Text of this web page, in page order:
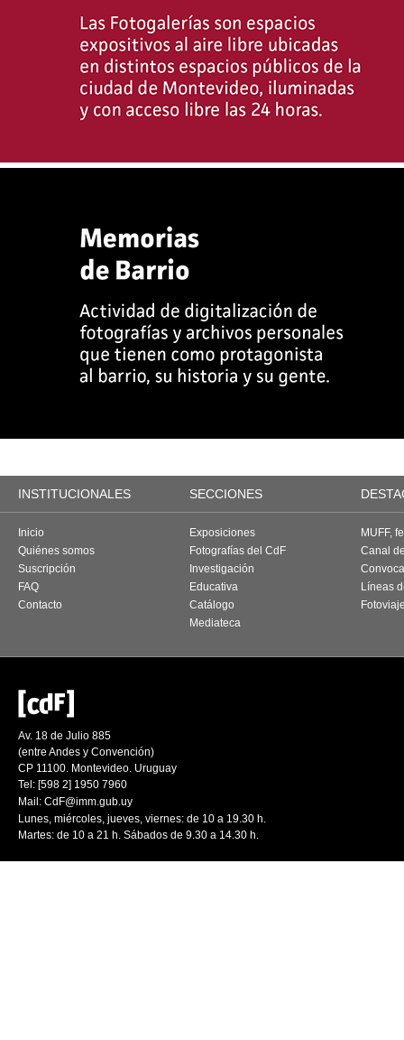
INSTITUCIONALES SECCIONES
Inicio
Quiénes somos
Suscripción
FAQ
Contacto
Exposiciones
Fotografías del CdF
Investigación
Educativa
Catálogo
Mediateca
MUFF,
Canal
Líneas
Av. 18 de Julio 885
(entre Andes y Convención)
CP 11100. Montevideo. Uruguay
Tel: [598 2] 1950 7960
Mail: CdF@imm.gub.uy
Lunes, miércoles, jueves, viernes: de 10 a 19.30 h.
Martes: de 10 a 21 h. Sábados de 9.30 a 14.30 h.